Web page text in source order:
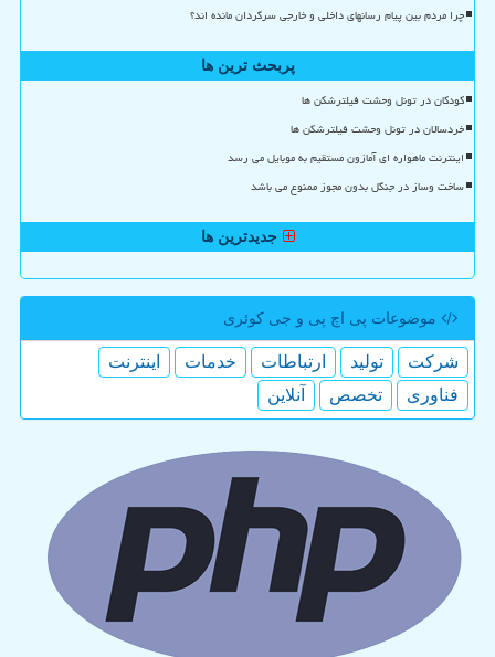
چرا مردم بین پیام رسانهای داخلی و خارجی سرگردان مانده اند؟
پربحث ترین ها
کودکان در تونل وحشت فیلترشکن ها
خردسالان در تونل وحشت فیلترشکن ها
اینترنت ماهواره ای آمازون مستقیم به موبایل می رسد
ساخت وساز در جنگل بدون مجوز ممنوع می باشد
جدیدترین ها
موضوعات پی اچ پی و جی كوئری
شركت تولید ارتباطات خدمات
اینترنت
فناوری
تخصص آنلاین